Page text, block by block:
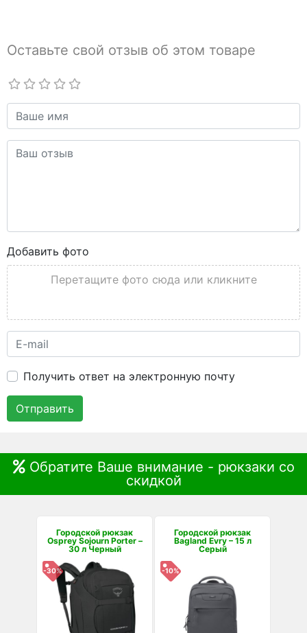
Оставьте свой отзыв об этом товаре
Добавить фото
Перетащите фото сюда или кликните
Получить ответ на электронную почту
Отправить
Обратите Ваше внимание - рюкзаки со
скидкой
Городской рюкзак
Osprey Sojourn Porter –
30 л Черный
-30%
Городской рюкзак
Bagland Evry – 15 л
Серый
-10%